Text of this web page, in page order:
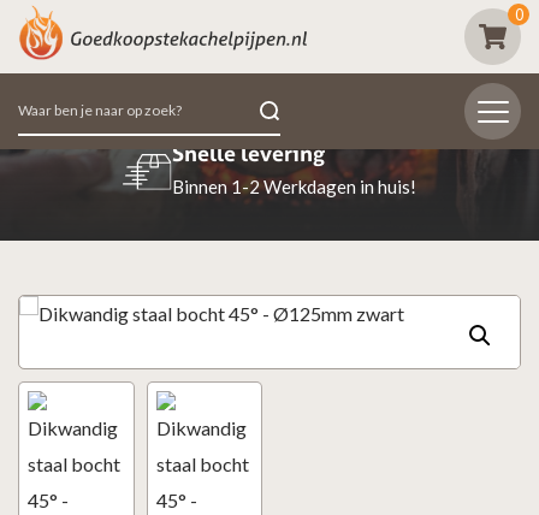
0
Zoeken
naar:
Snelle levering
Binnen 1-2 Werkdagen in huis!